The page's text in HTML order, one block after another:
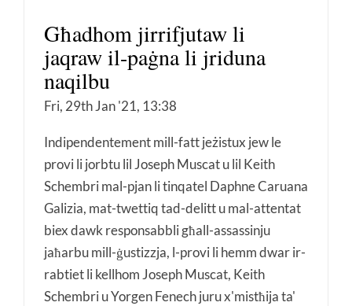
Għadhom jirrifjutaw li
jaqraw il-paġna li jriduna
naqilbu
Fri, 29th Jan '21, 13:38
Indipendentement mill-fatt jeżistux jew le
provi li jorbtu lil Joseph Muscat u lil Keith
Schembri mal-pjan li tinqatel Daphne Caruana
Galizia, mat-twettiq tad-delitt u mal-attentat
biex dawk responsabbli għall-assassinju
jaħarbu mill-ġustizzja, l-provi li hemm dwar ir-
rabtiet li kellhom Joseph Muscat, Keith
Schembri u Yorgen Fenech juru x'mistħija ta'